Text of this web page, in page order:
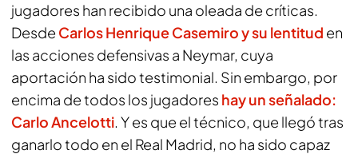
jugadores han recibido una oleada de críticas.
Desde Carlos Henrique Casemiroy su lentitud en
las acciones defensivas a Neymar, cuya
aportación ha sido testimonial. Sin embargo, por
encima de todos los jugadores hay un señalado:
Carlo Ancelotti. Y es que el técnico, que llegó tras
ganarlo todo en el Real Madrid, no ha sido capaz